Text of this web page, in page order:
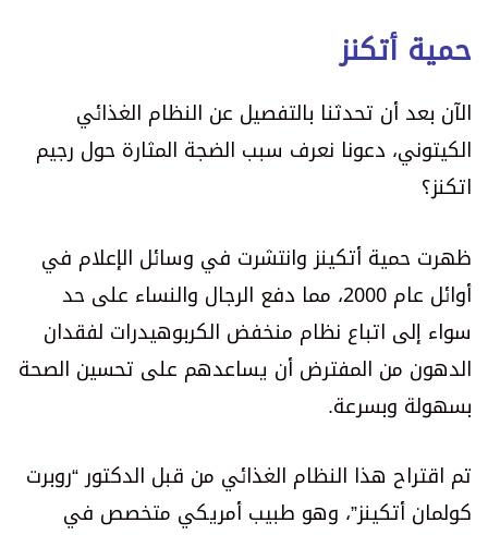
حمية أتكنز
الآن بعد أن تحدثنا بالتفصيل عن النظام الغذائي
الكيتوني، دعونا نعرف سبب الضجة المثارة حول رجيم
اتكنز؟
ظهرت حمية أتكينز وانتشرت في وسائل الإعلام في
أوائل عام 2000، مما دفع الرجال والنساء على حد
سواء إلى اتباع نظام منخفض الكربوهيدرات لفقدان
الدهون من المفترض أن يساعدهم على تحسين الصحة
بسهولة وبسرعة.
تم اقتراح هذا النظام الغذائي من قبل الدكتور “روبرت
كولمان أتكينز”، وهو طبيب أمريكي متخصص في